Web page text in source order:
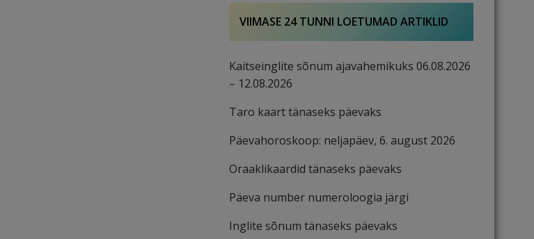
VIIMASE 24 TUNNI LOETUMAD ARTIKLID
Kaitseinglite sõnum ajavahemikuks 06.08.2026
– 12.08.2026
Taro kaart tänaseks päevaks
Päevahoroskoop: neljapäev, 6. august 2026
Oraaklikaardid tänaseks päevaks
Päeva number numeroloogia järgi
Inglite sõnum tänaseks päevaks